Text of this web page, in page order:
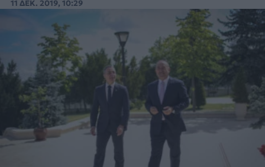
11 ΔΕΚ. 2019, 10:29